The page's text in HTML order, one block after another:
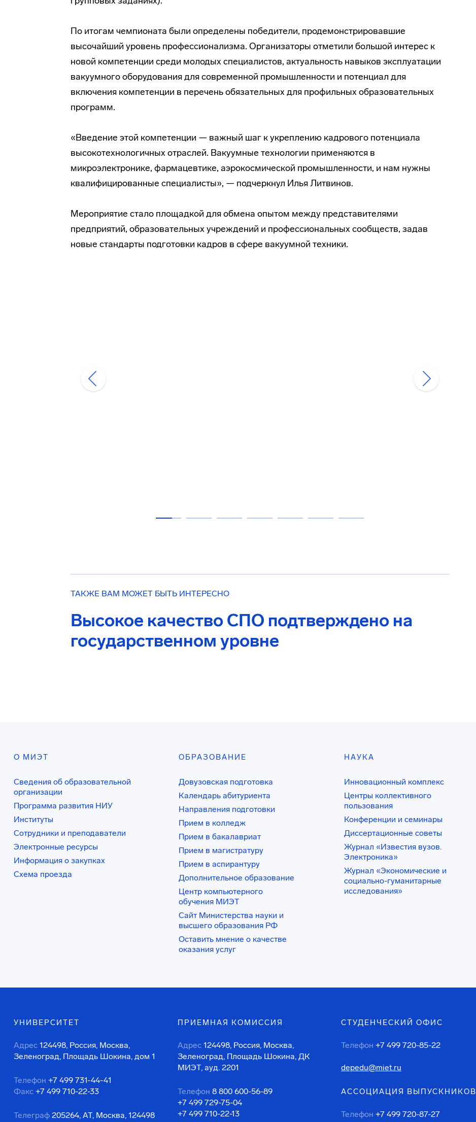
По итогам чемпионата были определены победители, продемонстрировавшие
высочайший уровень профессионализма. Организаторы отметили большой интерес к
новой компетенции среди молодых специалистов, актуальность навыков эксплуатации
вакуумного оборудования для современной промышленности и потенциал для
включения компетенции в перечень обязательных для профильных образовательных
программ.
«Введение этой компетенции — важный шаг к укреплению кадрового потенциала
высокотехнологичных отраслей. Вакуумные технологии применяются в
микроэлектронике, фармацевтике, аэрокосмической промышленности, и нам нужны
квалифицированные специалисты», — подчеркнул Илья Литвинов.
Мероприятие стало площадкой для обмена опытом между представителями
предприятий, образовательных учреждений и профессиональных сообществ, задав
новые стандарты подготовки кадров в сфере вакуумной техники.
ТАКЖЕ ВАМ МОЖЕТ БЫТЬ ИНТЕРЕСНО
Высокое качество СПО подтверждено на
государственном уровне
О МИЭТ
Сведения об образовательной
организации
Программа развития НИУ
Институты
Сотрудники и преподаватели
Электронные ресурсы
Информация о закупках
Схема проезда
ОБРАЗОВАНИЕ
Довузовская подготовка
Календарь абитуриента
Направления подготовки
Прием в колледж
Прием в бакалавриат
Прием в магистратуру
Прием в аспирантуру
Дополнительное образование
Центр компьютерного
обучения МИЭТ
Сайт Министерства науки и
высшего образования РФ
Оставить мнение о качестве
оказания услуг
НАУКА
Инновационный комплекс
Центры коллективного
пользования
Конференции и семинары
Диссертационные советы
Журнал «Известия вузов.
Электроника»
Журнал «Экономические и
социально-гуманитарные
исследования»
УНИВЕРСИТЕТ
Адрес 124498, Россия, Москва,
Зеленоград, Площадь Шокина, дом 1
Телефон +7 499 731-44-41
Факс +7 499 710-22-33
Телеграф 205264, АТ, Москва, 124498
ПРИЕМНАЯ КОМИССИЯ
Адрес 124498, Россия, Москва,
Зеленоград, Площадь Шокина, ДК
МИЭТ, ауд. 2201
Телефон 8 800 600-56-89
+7 499 729-75-04
+7 499 710-22-13
СТУДЕНЧЕСКИЙ ОФИС
Телефон +7 499 720-85-22
depedu@miet.ru
АССОЦИАЦИЯ ВЫПУСКНИКОВ
Телефон +7 499 720-87-27